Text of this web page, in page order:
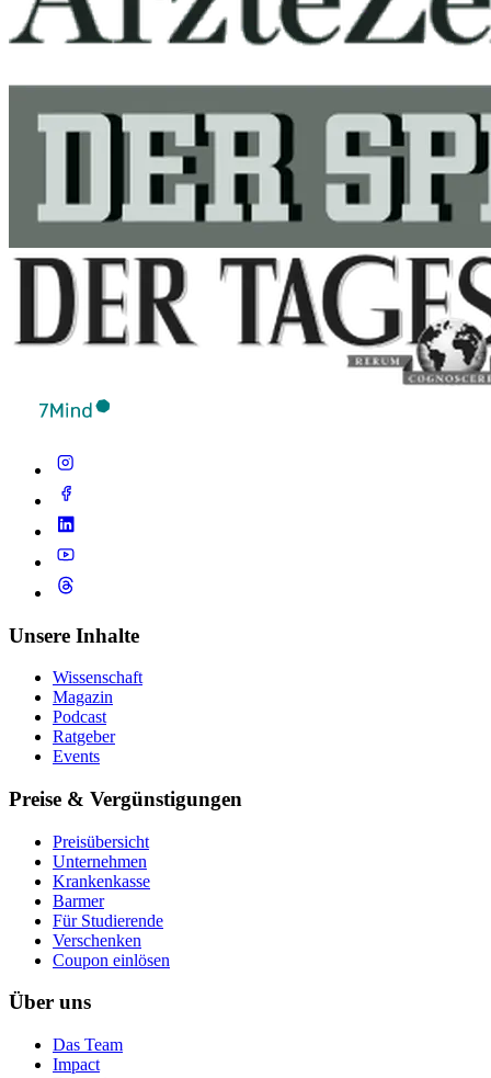
Unsere Inhalte
Wissenschaft
Magazin
Podcast
Ratgeber
Events
Preise & Vergünstigungen
Preisübersicht
Unternehmen
Krankenkasse
Barmer
Für Studierende
Ver­schen­ken
Coupon einlösen
Über uns
Das Team
Impact